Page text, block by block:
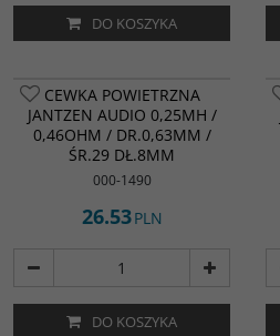
DO KOSZYKA
CEWKA POWIETRZNA
JANTZEN AUDIO 0,25MH /
0,46OHM / DR.0,63MM /
ŚR.29 DŁ.8MM
000-1490
26.53PLN
DO KOSZYKA